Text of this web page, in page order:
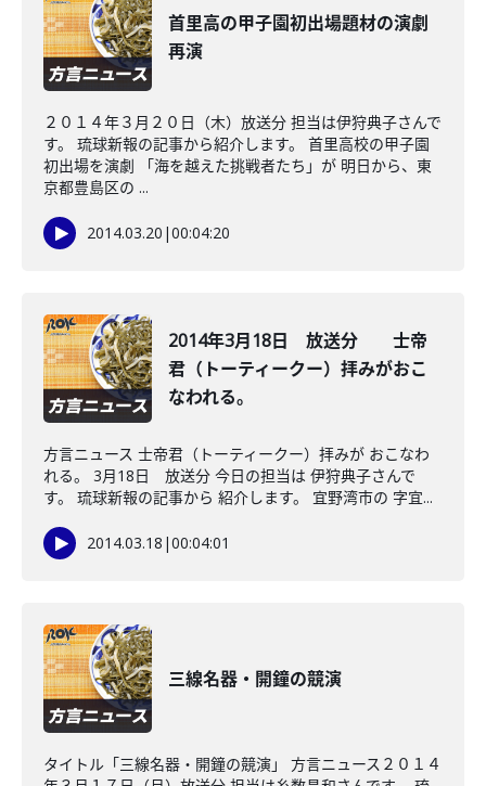
首里高の甲子園初出場題材の演劇
再演
２０１４年３月２０日（木）放送分 担当は伊狩典子さんで
す。 琉球新報の記事から紹介します。 首里高校の甲子園
初出場を演劇 「海を越えた挑戦者たち」が 明日から、東
京都豊島区の ...
2014.03.20 |00:04:20
2014年3月18日 放送分 士帝
君（トーティークー）拝みがおこ
なわれる。
方言ニュース 士帝君（トーティークー）拝みが おこなわ
れる。 3月18日 放送分 今日の担当は 伊狩典子さんで
す。 琉球新報の記事から 紹介します。 宜野湾市の 字宜...
2014.03.18 |00:04:01
三線名器・開鐘の競演
タイトル「三線名器・開鐘の競演」 方言ニュース２０１４